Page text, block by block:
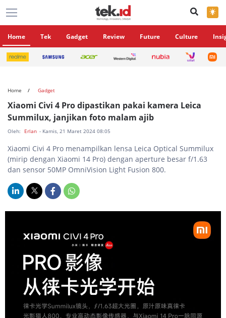
×
Home Tek Gadget Review Future Culture
Home Gadget
Xiaomi Civi 4 Pro dipastikan pakai kamera Leica
Summilux, janjikan foto malam ajib
Oleh: Erlan - Kamis, 21 Maret 2024 08:05
Xiaomi Civi 4 Pro menampilkan lensa Leica Optical Summilux
(mirip dengan Xiaomi 14 Pro) dengan aperture besar f/1.63
dan sensor 50MP OmniVision Light Fusion 800.